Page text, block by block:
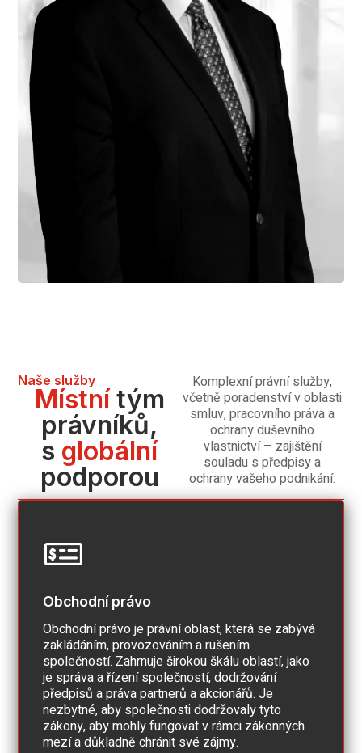
Naše služby
Místnítým
právníků,
s globální
podporou
Komplexní právní služby,
včetně poradenství v oblasti
smluv, pracovního práva a
ochrany duševního
vlastnictví – zajištění
souladu s předpisy a
ochrany vašeho podnikání.
Obchodní právo
Obchodní právo je právní oblast, která se zabývá
zakládáním, provozováním a rušením
společností. Zahrnuje širokou škálu oblastí, jako
je správa a řízení společností, dodržování
předpisů a práva partnerů a akcionářů. Je
nezbytné, aby společnosti dodržovaly tyto
zákony, aby mohly fungovat v rámci zákonných
mezí a důkladně chránit své zájmy.